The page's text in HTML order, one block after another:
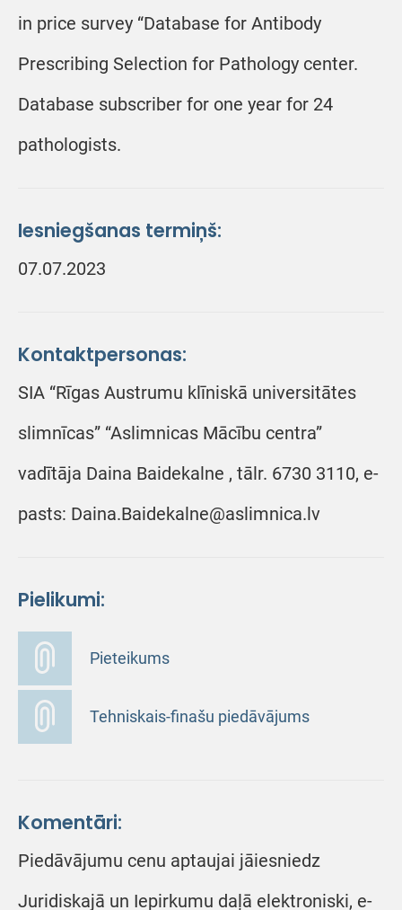
in price survey “Database for Antibody
Prescribing Selection for Pathology center.
Database subscriber for one year for 24
pathologists.
Iesniegšanas termiņš:
07.07.2023
Kontaktpersonas:
SIA “Rīgas Austrumu klīniskā universitātes
slimnīcas” “Aslimnicas Mācību centra”
vadītāja Daina Baidekalne , tālr. 6730 3110, e-
pasts: Daina.Baidekalne@aslimnica.lv
Pielikumi:
Pieteikums
Tehniskais-finašu piedāvājums
Komentāri:
Piedāvājumu cenu aptaujai jāiesniedz
Juridiskajā un Iepirkumu daļā elektroniski, e-